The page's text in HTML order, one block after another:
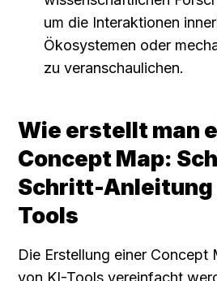
um die Interaktionen
Ökosystemen oder
zu veranschaulichen.
Wie erstellt man
Concept Map:
Schritt-Anleitung
Tools
Die Erstellung einer Concept
von KI-Tools vereinfacht